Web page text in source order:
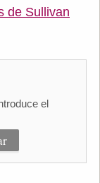
de Sullivan
el